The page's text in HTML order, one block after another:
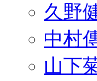
久野
中村
山下